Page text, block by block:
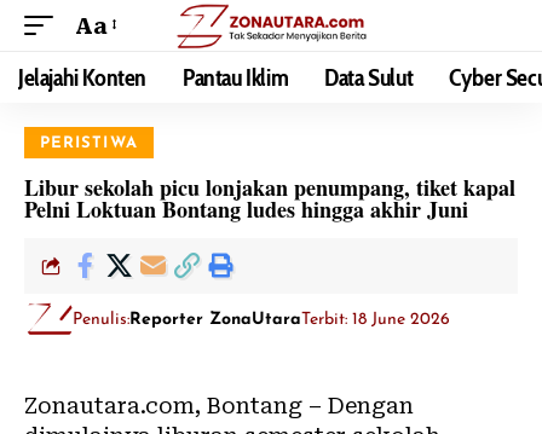
Aa
Jelajahi Konten Pantau Iklim Data Sulut Cyber
PERISTIWA
Libur sekolah picu lonjakan penumpang, tiket kapal
Pelni Loktuan Bontang ludes hingga akhir Juni
Penulis: Reporter ZonaUtaraTerbit: 18 June 2026
Zonautara.com, Bontang – Dengan